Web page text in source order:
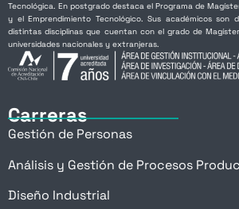
Tecnológica. En postgrado destaca el Programa de
y el Emprendimiento Tecnológico. Sus académicos son
distintas disciplinas que cuentan con el grado de
universidades nacionales y extranjeras.
Carreras
Gestión de Personas
Análisis y Gestión de Procesos
Diseño Industrial